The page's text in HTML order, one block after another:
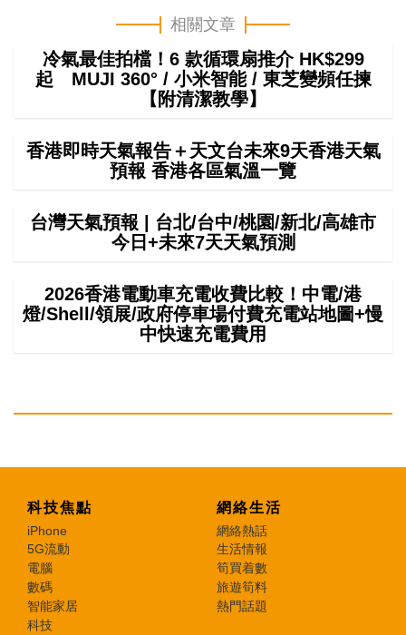
相關文章
冷氣最佳拍檔！6 款循環扇推介 HK$299
起 MUJI 360° / 小米智能 / 東芝變頻任揀
【附清潔教學】
香港即時天氣報告＋天文台未來9天香港天氣
預報 香港各區氣溫一覽
台灣天氣預報 | 台北/台中/桃園/新北/高雄市
今日+未來7天天氣預測
2026香港電動車充電收費比較！中電/港
燈/Shell/領展/政府停車場付費充電站地圖+慢
中快速充電費用
科技焦點
iPhone
5G流動
電腦
數碼
智能家居
科技
網絡生活
網絡熱話
生活情報
筍買着數
旅遊筍料
熱門話題